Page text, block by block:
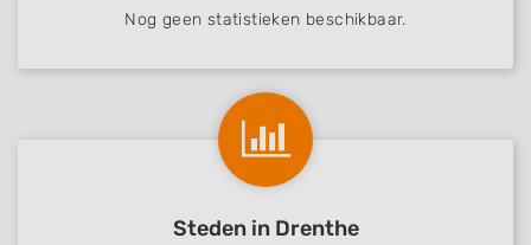
Nog geen statistieken beschikbaar.
Steden in Drenthe